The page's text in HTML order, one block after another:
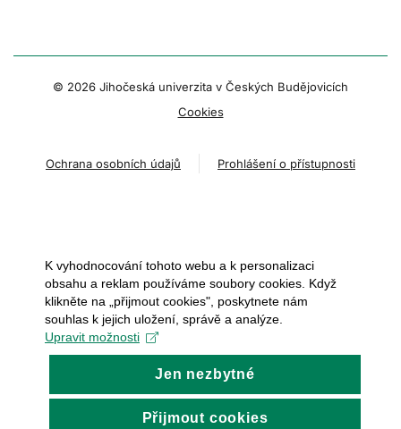
© 2026 Jihočeská univerzita v Českých Budějovicích
Cookies
Ochrana osobních údajů Prohlášení o přístupnosti
K vyhodnocování tohoto webu a k personalizaci
obsahu a reklam používáme soubory cookies. Když
klikněte na „přijmout cookies", poskytnete nám
souhlas k jejich uložení, správě a analýze.
Upravit možnosti
Jen nezbytné
Přijmout cookies